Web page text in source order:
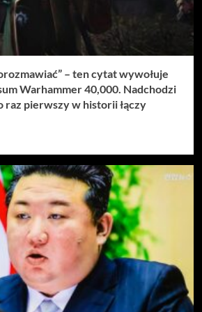
– ten cytat wywołuje
Warhammer 40,000. Nadchodzi
raz pierwszy w historii łączy